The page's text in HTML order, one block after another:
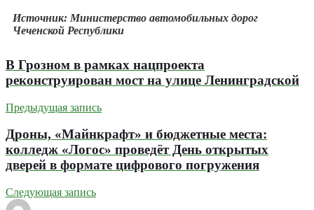
Источник: Министерство автомобильных дорог
Чеченской Республики
В Грозном в рамках нацпроекта
реконструирован мост на улице Ленинградской
Предыдущая запись
Дроны, «Майнкрафт» и бюджетные места:
колледж «Логос» проведёт День открытых
дверей в формате цифрового погружения
Следующая запись